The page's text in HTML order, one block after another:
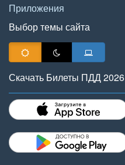
Приложения
Выбор темы сайта
Скачать Билеты ПДД 2026